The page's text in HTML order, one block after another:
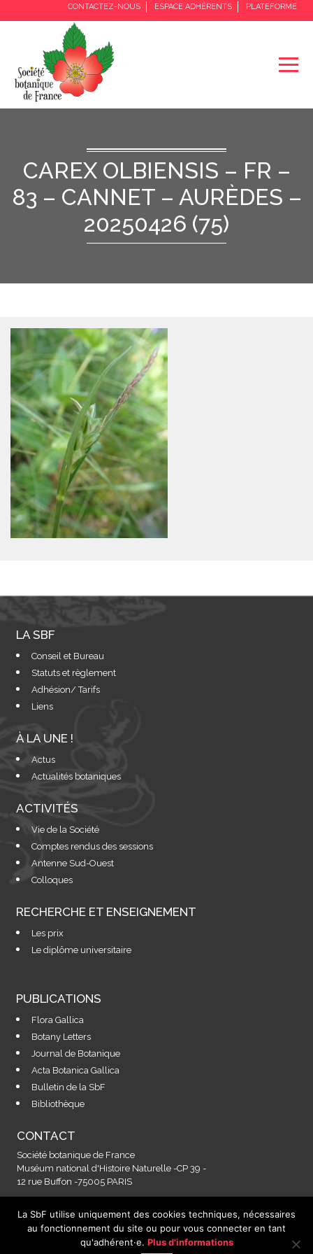
CONTACTEZ-NOUS ESPACE ADHÉRENTS PLATEFORME
CAREX OLBIENSIS – FR –
83 – CANNET – AURÈDES –
20250426 (75)
LA SBF
Conseil et Bureau
Statuts et règlement
Adhésion/ Tarifs
Liens
À LA UNE !
Actus
Actualités botaniques
ACTIVITÉS
Vie de la Société
Comptes rendus des sessions
Antenne Sud-Ouest
Colloques
RECHERCHE ET ENSEIGNEMENT
Les prix
Le diplôme universitaire
PUBLICATIONS
Flora Gallica
Botany Letters
Journal de Botanique
Acta Botanica Gallica
Bulletin de la SbF
Bibliothèque
CONTACT
Société botanique de France
Muséum national d'Histoire Naturelle -CP 39 -
12 rue Buffon -75005 PARIS
Contactez-nous à l'adresse :
secretariat@societebotaniquedefrance.fr
La SbF utilise uniquement des cookies techniques, nécessaires
au fonctionnement du site ou pour vous connecter en tant
qu'adhérent·e. Plus d'informations